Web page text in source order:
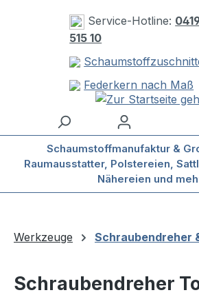
Zum Hauptinhalt springen
Service-Hotline:
515 10
Federkern nach Maß
Schaumstoffmanufaktur &
Raumausstatter, Polstereien,
Nähereien und
Werkzeuge Schraubendreher
Schraubendreher